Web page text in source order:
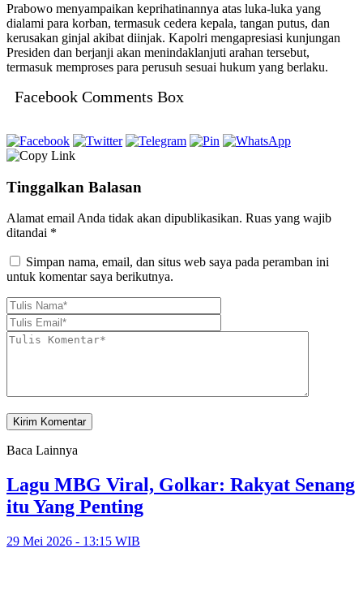
Prabowo menyampaikan keprihatinannya atas luka-luka yang
dialami para korban, termasuk cedera kepala, tangan putus, dan
kerusakan ginjal akibat diinjak. Kapolri mengapresiasi kunjungan
Presiden dan berjanji akan menindaklanjuti arahan tersebut,
termasuk memproses para perusuh sesuai hukum yang berlaku.
Facebook Comments Box
Tinggalkan Balasan
Alamat email Anda tidak akan dipublikasikan. Ruas yang wajib
ditandai *
Simpan nama, email, dan situs web saya pada peramban ini
untuk komentar saya berikutnya.
Baca Lainnya
Lagu MBG Viral, Golkar: Rakyat Senang
itu Yang Penting
29 Mei 2026 - 13:15 WIB